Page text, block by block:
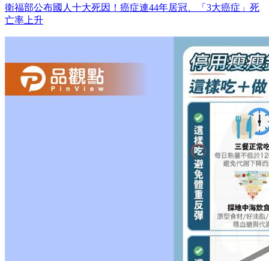
衛福部公布國人十大死因！癌症連44年居冠、「3大癌症」死
亡率上升